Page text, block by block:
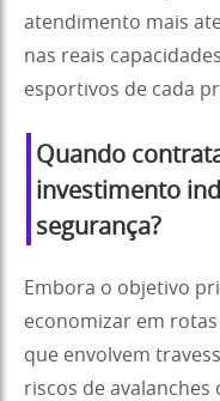
atendimento mais
nas reais
esportivos de cada
Quando
investimento
segurança?
Embora o objetivo
economizar em
que envolvem
riscos de